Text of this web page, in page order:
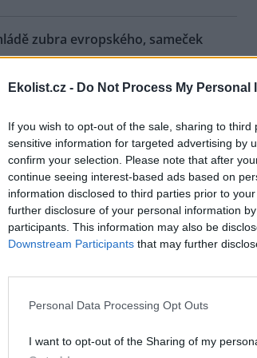
Ekolist.cz - Do Not Process My Personal
If you wish to opt-out of the sale, sharing to
sensitive information for targeted advertising by
confirm your selection. Please note that after
continue seeing interest-based ads based on
information disclosed to third parties prior to
further disclosure of your personal information
participants. This information may also be
Downstream Participants that may further
Personal Data Processing Opt Outs
I want to opt-out of the Sharing of my
zubra evropského, sameček
V plzeňské zoologické zahradě se
evropského od roku 1997, kdy tato
zoo zubry chová. Sameček dostal
jméno Onzu. Stádo má teď pět
Martin Vobruba. Pro tento nedávno
savce Evropy je vedena nejstarší
a nedávno byla vydána nová za rok
zemřel při průzkumném
Diskuse: 1
zatopené jeskyni na světě, zemřel